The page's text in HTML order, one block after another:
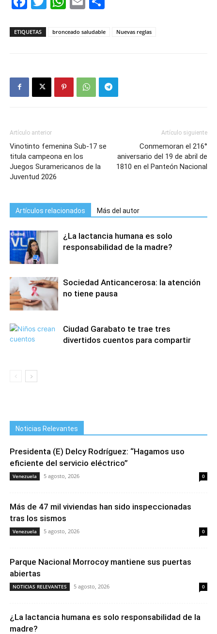
ETIQUETAS bronceado saludable Nuevas reglas
Artículo anterior
Vinotinto femenina Sub-17 se
titula campeona en los
Juegos Suramericanos de la
Juventud 2026
Artículo siguiente
Conmemoran el 216°
aniversario del 19 de abril de
1810 en el Panteón Nacional
Artículos relacionados Más del autor
¿La lactancia humana es solo
responsabilidad de la madre?
Sociedad Anticancerosa: la atención
no tiene pausa
Ciudad Garabato te trae tres
divertidos cuentos para compartir
Noticias Relevantes
Presidenta (E) Delcy Rodríguez: “Hagamos uso
eficiente del servicio eléctrico”
Venezuela 5 agosto, 2026 0
Más de 47 mil viviendas han sido inspeccionadas
tras los sismos
Venezuela 5 agosto, 2026 0
Parque Nacional Morrocoy mantiene sus puertas
abiertas
NOTICIAS RELEVANTES 5 agosto, 2026 0
¿La lactancia humana es solo responsabilidad de la
madre?